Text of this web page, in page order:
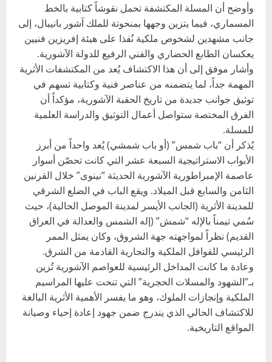
وأوضح أن المسلة المكتشفة تحمل نقوشاً كتابية بالخط
المسماري، فيما يتزين وجهها بمنحوتة للملك آشور بانيبال، إلى
جانب مشهدين لشخوص ملكية نُفذا على هيئة إفريزين فنيين
يعكسان الطابع الحضاري والفني الرفيع للدولة الآشورية.
وأشار موفق إلى أن هذا الاكتشاف يُعد من المكتشفات الأثرية
المهمة جداً، لما يتضمنه من عناصر فنية وكتابية تسهم في
توثيق جوانب جديدة من تاريخ الحقبة الآشورية، مؤكداً أن
الفرق المختصة ستواصل أعمال التوثيق والدراسة العلمية
للمسلة.
يُذكر أن “باب شمس” (أو باب شمشي) يُعد واحداً من أبرز
الأبواب الاستراتيجية السبعة عشر التي كانت تحصّن أسوار
عاصمة الإمبراطورية الآشورية الحديثة “نينوى” خلال القرنين
الثامن والسابع قبل الميلاد. ويقع الباب في الضلع الشرقي
للمدينة الأثرية (الجانب الأيسر لمدينة الموصل الحالية)، حيث
سُمي تيمناً بالإله “شمش” (إله الشمس والعدالة في العراق
القديم) نظراً لمواجهته جهة الشروق، وكان يمثل الممر
الرئيسي للقوافل الملكية والتجارية القادمة من الشرق.
وعادة ما كانت المداخل الرئيسية للعواصم الآشورية تُزين
بـ”الشهود والمسلات الحجرية” التي تنحت عليها المراسيم
الملكية وإنجازات الملوك، وهو ما يفسر الأهمية الأثرية البالغة
للاكتشاف الحالي الذي يندرج ضمن جهود إعادة إحياء وصيانة
المواقع التاريخية.